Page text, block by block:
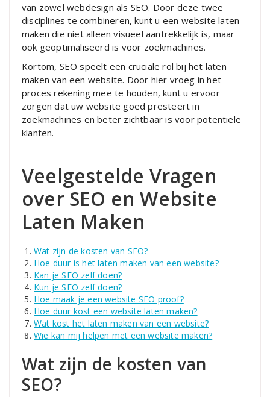
van zowel webdesign als SEO. Door deze twee
disciplines te combineren, kunt u een website laten
maken die niet alleen visueel aantrekkelijk is, maar
ook geoptimaliseerd is voor zoekmachines.
Kortom, SEO speelt een cruciale rol bij het laten
maken van een website. Door hier vroeg in het
proces rekening mee te houden, kunt u ervoor
zorgen dat uw website goed presteert in
zoekmachines en beter zichtbaar is voor potentiële
klanten.
Veelgestelde Vragen
over SEO en Website
Laten Maken
Wat zijn de kosten van SEO?
Hoe duur is het laten maken van een website?
Kan je SEO zelf doen?
Kun je SEO zelf doen?
Hoe maak je een website SEO proof?
Hoe duur kost een website laten maken?
Wat kost het laten maken van een website?
Wie kan mij helpen met een website maken?
Wat zijn de kosten van
SEO?